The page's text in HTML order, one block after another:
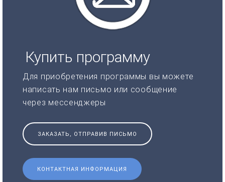
Купить программу
Для приобретения программы вы можете
написать нам письмо или сообщение
через мессенджеры
ЗАКАЗАТЬ, ОТПРАВИВ ПИСЬМО
КОНТАКТНАЯ ИНФОРМАЦИЯ